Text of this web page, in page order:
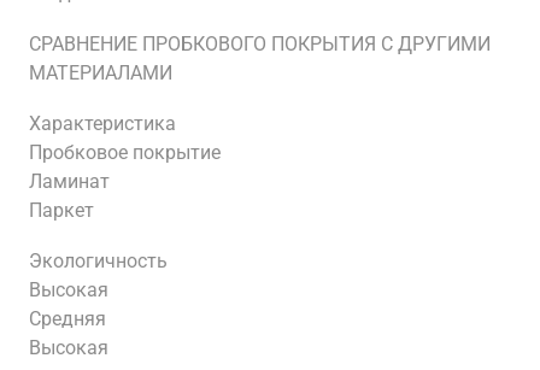
СРАВНЕНИЕ ПРОБКОВОГО ПОКРЫТИЯ С ДРУГИМИ
МАТЕРИАЛАМИ
Характеристика
Пробковое покрытие
Ламинат
Паркет
Экологичность
Высокая
Средняя
Высокая